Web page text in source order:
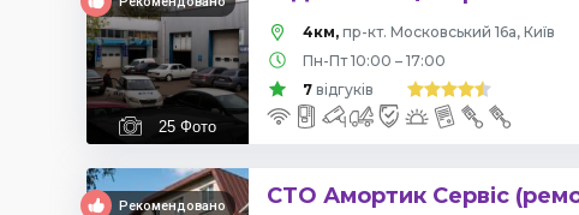
25 Фото
4км, пр-кт. Московський 16а, Київ
Пн-Пт 10:00 – 17:00
7 відгуків
Рекомендовано СТО Амортик Сервіс